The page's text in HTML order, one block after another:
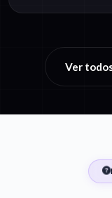
Ver